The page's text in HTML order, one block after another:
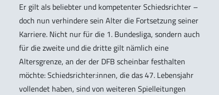
Er gilt als beliebter und kompetenter Schiedsrichter –
doch nun verhindere sein Alter die Fortsetzung seiner
Karriere. Nicht nur für die 1. Bundesliga, sondern auch
für die zweite und die dritte gilt nämlich eine
Altersgrenze, an der der DFB scheinbar festhalten
möchte: Schiedsrichter:innen, die das 47. Lebensjahr
vollendet haben, sind von weiteren Spielleitungen